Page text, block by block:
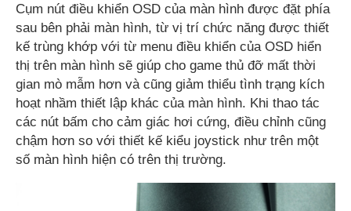
Cụm nút điều khiển OSD của màn hình được đặt phía
sau bên phải màn hình, từ vị trí chức năng được thiết
kế trùng khớp với từ menu điều khiển của OSD hiển
thị trên màn hình sẽ giúp cho game thủ đỡ mất thời
gian mò mẫm hơn và cũng giảm thiểu tình trạng kích
hoạt nhầm thiết lập khác của màn hình. Khi thao tác
các nút bấm cho cảm giác hơi cứng, điều chỉnh cũng
chậm hơn so với thiết kế kiểu joystick như trên một
số màn hình hiện có trên thị trường.